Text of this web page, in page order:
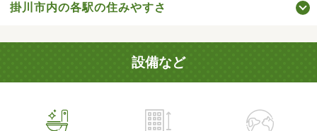
掛川市内の各駅の住みやすさ
設備など